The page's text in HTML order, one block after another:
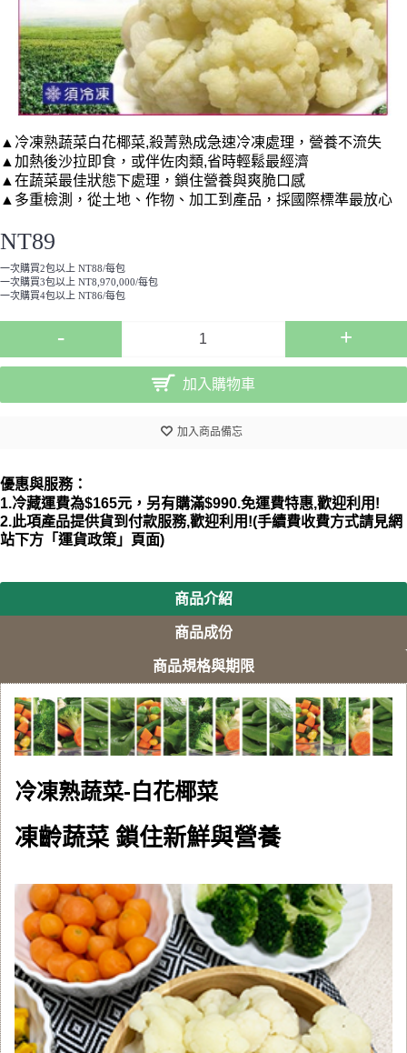
▲ 冷凍熟蔬菜白花椰菜,殺菁熟成急速冷凍處理，營養不流失
▲加熱後沙拉即食，或伴佐肉類,省時輕鬆最經濟
▲在蔬菜最佳狀態下處理，鎖住營養與爽脆口感
▲多重檢測，從土地、作物、加工到產品，採國際標準最放心
NT89
一次購買2包以上 NT88/每包
一次購買3包以上 NT8,970,000/每包
一次購買4包以上 NT86/每包
- +
加入購物車
加入商品備忘
優惠與服務：
1.冷藏運費為$165元，另有購滿$990.免運費特惠,歡迎利用 !
2.此項產品提供貨到付款服務,歡迎利用!(手續費收費方式請見網
站下方「運貨政策」頁面)
商品介紹
商品成份
商品規格與期限
冷凍熟蔬菜-白花椰菜
凍齡蔬菜 鎖住新鮮與營養